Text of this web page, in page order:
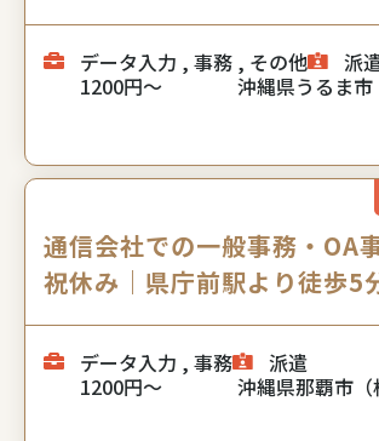
データ入力 , 事務 , その他
派
1200円～
沖縄県うるま市
通信会社での一般事務・OA
祝休み｜県庁前駅より徒歩5
データ入力 , 事務
派遣
1200円～
沖縄県那覇市（